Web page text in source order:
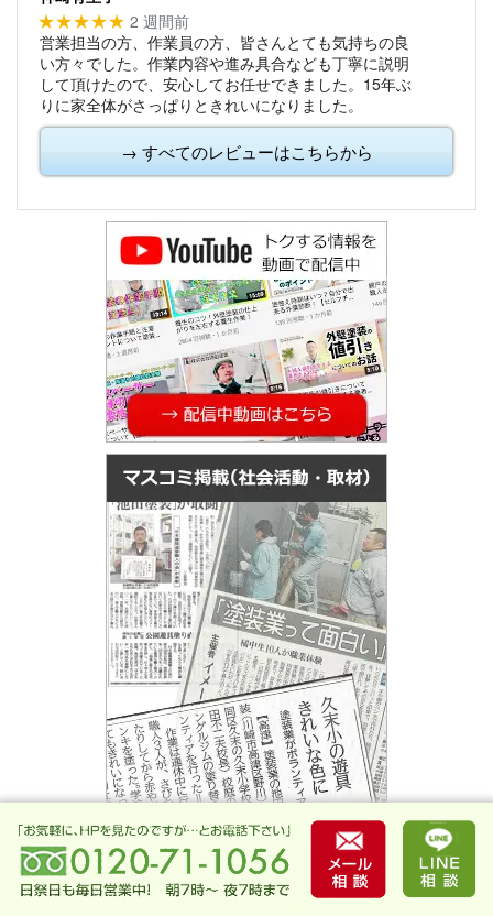
★★★★★ 2 週間前
営業担当の方、作業員の方、皆さんとても気持ちの良
い方々でした。作業内容や進み具合なども丁寧に説明
して頂けたので、安心してお任せできました。15年ぶ
りに家全体がさっぱりときれいになりました。
→ すべてのレビューはこちらから